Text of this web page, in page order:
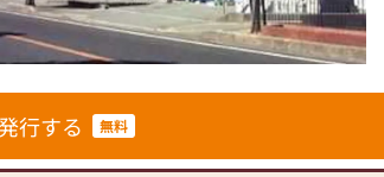
行する 無料